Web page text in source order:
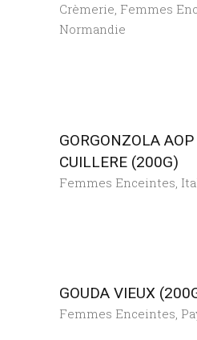
Crèmerie, Femmes
Normandie
GORGONZOLA
CUILLERE (200G)
Femmes Enceintes
GOUDA VIEUX
Femmes Enceintes,